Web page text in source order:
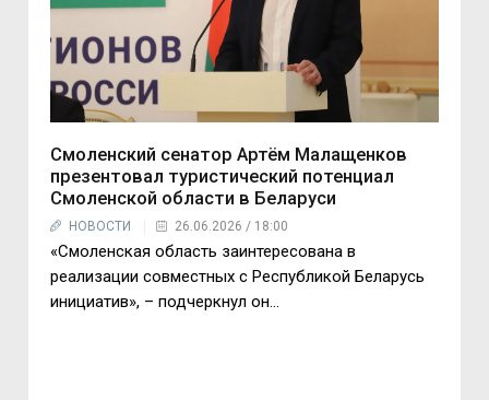
Смоленский сенатор Артём Малащенков
презентовал туристический потенциал
Смоленской области в Беларуси
НОВОСТИ 26.06.2026 / 18:00
«Смоленская область заинтересована в
реализации совместных с Республикой Беларусь
инициатив», – подчеркнул он...